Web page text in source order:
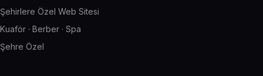
Şehirlere Özel Web Sitesi
Kuaför · Berber · Spa
Şehre Özel